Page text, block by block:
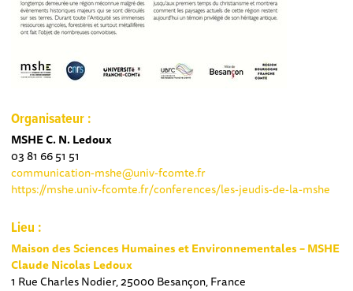
Organisateur :
MSHE C. N. Ledoux
03 81 66 51 51
communication-mshe@univ-fcomte.fr
https://mshe.univ-fcomte.fr/conferences/les-jeudis-de-la-mshe
Lieu :
Maison des Sciences Humaines et Environnementales – MSHE
Claude Nicolas Ledoux
1 Rue Charles Nodier, 25000 Besançon, France